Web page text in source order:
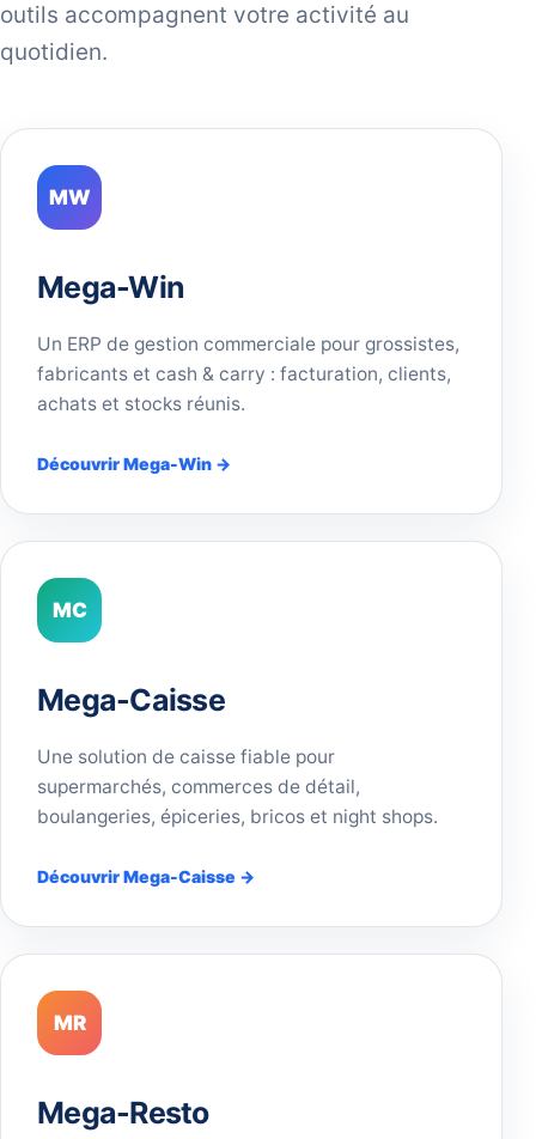
outils accompagnent votre activité au
quotidien.
MW
Mega-Win
Un ERP de gestion commerciale pour grossistes,
fabricants et cash & carry : facturation, clients,
achats et stocks réunis.
Découvrir Mega-Win →
MC
Mega-Caisse
Une solution de caisse fiable pour
supermarchés, commerces de détail,
boulangeries, épiceries, bricos et night shops.
Découvrir Mega-Caisse →
MR
Mega-Resto